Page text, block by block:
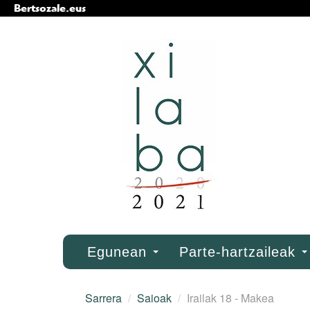
Bertsozale.eus
Nabigazioa
Egunean Parte-hartzaileak
Sarrera / Saioak / Irailak 18 - Makea